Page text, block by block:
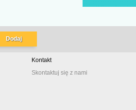
Dodaj
Kontakt
Skontaktuj się z nami